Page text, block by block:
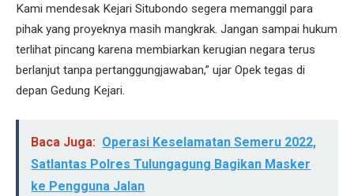
Kami mendesak Kejari Situbondo segera memanggil para
pihak yang proyeknya masih mangkrak. Jangan sampai hukum
terlihat pincang karena membiarkan kerugian negara terus
berlanjut tanpa pertanggungjawaban,” ujar Opek tegas di
depan Gedung Kejari.
Baca Juga: Operasi Keselamatan Semeru 2022,
Satlantas Polres Tulungagung Bagikan Masker
ke Pengguna Jalan